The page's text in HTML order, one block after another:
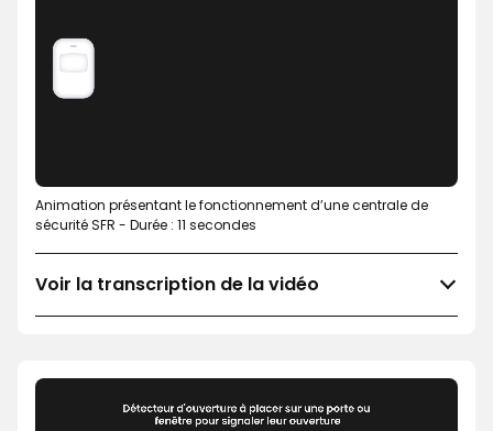
Animation présentant le fonctionnement d’une centrale de
sécurité SFR - Durée : 11 secondes
Voir la transcription de la vidéo